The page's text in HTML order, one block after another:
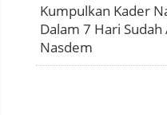
Kumpulkan Kader
Dalam 7 Hari
Nasdem